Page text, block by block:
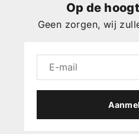
Op de
Geen zorgen, wij